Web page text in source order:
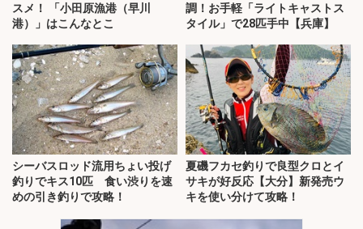
スメ！ 「小田原漁港（早川
港）」はこんなとこ
調！お手軽「ライトキャストス
タイル」で28匹手中【兵庫】
シーバスロッド流用ちょい投げ
釣りでキス10匹 食い渋りを速
めの引き釣りで攻略！
夏磯フカセ釣りで良型クロとイ
サキが好反応【大分】新発売ウ
キを使い分けて攻略！